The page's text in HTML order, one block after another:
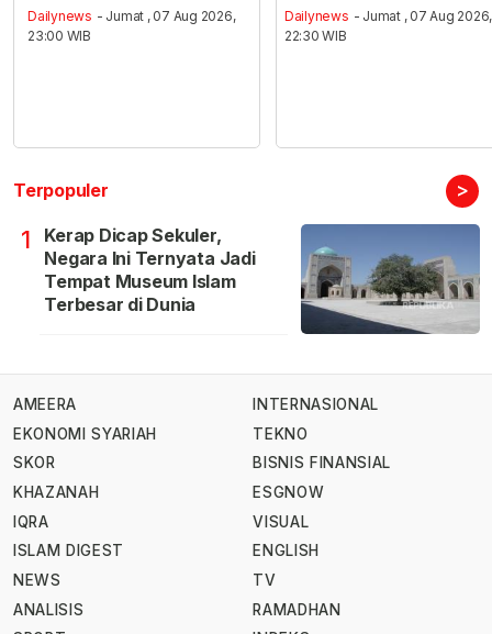
Dailynews - Jumat , 07 Aug 2026,
23:00 WIB
Dailynews - Jumat , 07 Aug 2026,
22:30 WIB
Terpopuler >
1
Kerap Dicap Sekuler,
Negara Ini Ternyata Jadi
Tempat Museum Islam
Terbesar di Dunia
AMEERA
EKONOMI SYARIAH
SKOR
KHAZANAH
IQRA
ISLAM DIGEST
NEWS
ANALISIS
INTERNASIONAL
TEKNO
BISNIS FINANSIAL
ESGNOW
VISUAL
ENGLISH
TV
RAMADHAN